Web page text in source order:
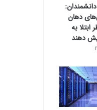
دهان
ابتلا به
دهند